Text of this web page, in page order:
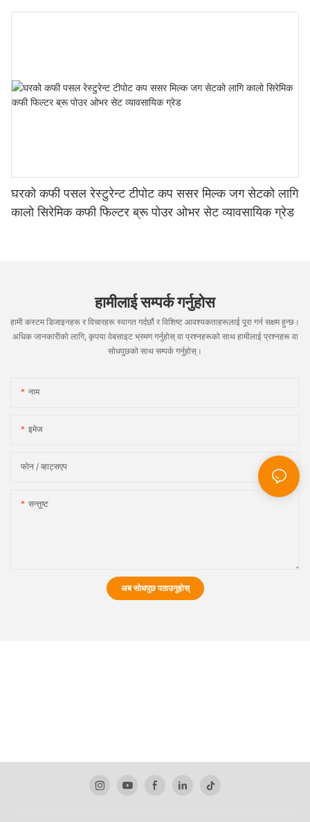
घरको कफी पसल रेस्टुरेन्ट टीपोट कप ससर मिल्क जग सेटको लागि
कालो सिरेमिक कफी फिल्टर ब्रू पोउर ओभर सेट व्यावसायिक ग्रेड
हामीलाई सम्पर्क गर्नुहोस
हामी कस्टम डिजाइनहरू र विचारहरू स्वागत गर्दछौं र विशिष्ट आवश्यकताहरूलाई पूरा गर्न सक्षम हुन्छ।
अधिक जानकारीको लागि, कृपया वेबसाइट भ्रमण गर्नुहोस् वा प्रश्नहरूको साथ हामीलाई प्रश्नहरू वा
सोधपुछको साथ सम्पर्क गर्नुहोस्।
नाम
इमेज
फोन / व्हाट्सएप
सन्तुष्ट
अब सोधपुछ पठाउनुहोस्